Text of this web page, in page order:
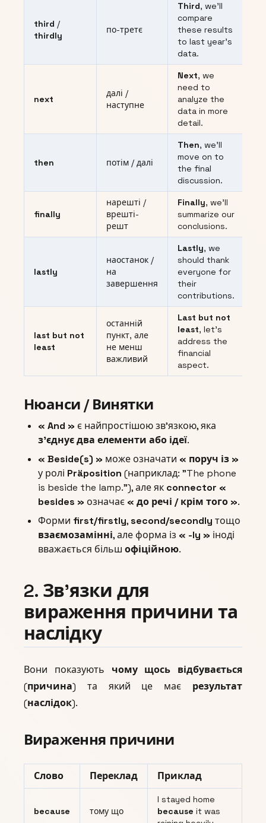
third /
thirdly
по-третє
Third, we’ll
compare
these results
to last year’s
data.
next
далі /
наступне
Next, we
need to
analyze the
data in more
detail.
then потім / далі
Then, we’ll
move on to
the final
discussion.
finally
нарешті /
врешті-
решт
Finally, we’ll
summarize our
conclusions.
lastly
наостанок /
на
завершення
Lastly, we
should thank
everyone for
their
contributions.
last but not
least
останній
пункт, але
не менш
важливий
Last but not
least, let’s
address the
financial
aspect.
Нюанси / Винятки
« And » є найпростішою зв’язкою, яка
з’єднує два елементи або ідеї.
« Beside(s) » може означати « поруч із »
у ролі Präposition (наприклад: "The phone
is beside the lamp."), але як connector «
besides » означає « до речі / крім того ».
Форми first/firstly,second/secondly тощо
взаємозамінні, але форма із « -ly » іноді
вважається більш офіційною.
2. Зв’язки для
вираження причини та
наслідку
Вони показують чому щось відбувається
(причина) та який це має результат
(наслідок).
Вираження причини
Слово Переклад Приклад
because тому що
I stayed home
because it was